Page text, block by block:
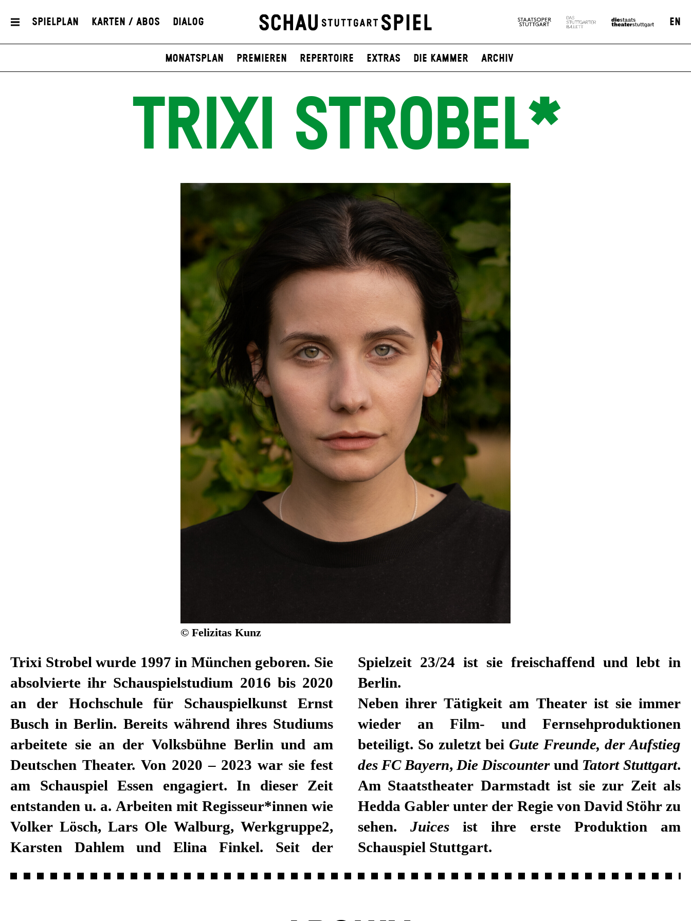
Spielplan Karten / Abos Dialog EN
Monatsplan Premieren Repertoire Extras Die Kammer Archiv
TRIXI STROBEL*
© Felizitas Kunz
Trixi Strobel wurde 1997 in München geboren. Sie
absolvierte ihr Schauspielstudium 2016 bis 2020
an der Hochschule für Schauspielkunst Ernst
Busch in Berlin. Bereits während ihres Studiums
arbeitete sie an der Volksbühne Berlin und am
Deutschen Theater. Von 2020 – 2023 war sie fest
am Schauspiel Essen engagiert. In dieser Zeit
entstanden u. a. Arbeiten mit Regisseur*innen wie
Volker Lösch, Lars Ole Walburg, Werkgruppe2,
Karsten Dahlem und Elina Finkel. Seit der
Spielzeit 23/24 ist sie freischaffend und lebt in
Berlin.
Neben ihrer Tätigkeit am Theater ist sie immer
wieder an Film- und Fernsehproduktionen
beteiligt. So zuletzt bei Gute Freunde, der Aufstieg
des FC Bayern, Die Discounterund Tatort Stuttgart.
Am Staatstheater Darmstadt ist sie zur Zeit als
Hedda Gabler unter der Regie von David Stöhr zu
sehen. Juices ist ihre erste Produktion am
Schauspiel Stuttgart.